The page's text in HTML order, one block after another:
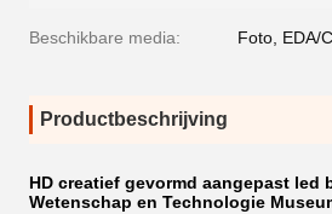
Beschikbare media: Foto, EDA/
Productbeschrijving
HD creatief gevormd aangepast led
Wetenschap en Technologie